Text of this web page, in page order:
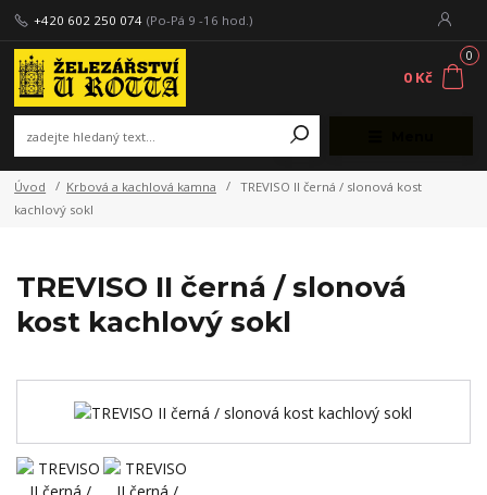
+420 602 250 074 (Po-Pá 9 -16 hod.)
0
0 Kč
Úvod Krbová a kachlová kamna
TREVISO II černá / slonová kost
kachlový sokl
TREVISO II černá / slonová
kost kachlový sokl